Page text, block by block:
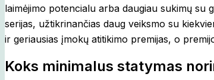
laimėjimo potencialu arba daugiau sukimų su
serijas, užtikrinančias daug veiksmo su
ir geriausias įmokų atitikimo premijas, o
Koks minimalus statymas